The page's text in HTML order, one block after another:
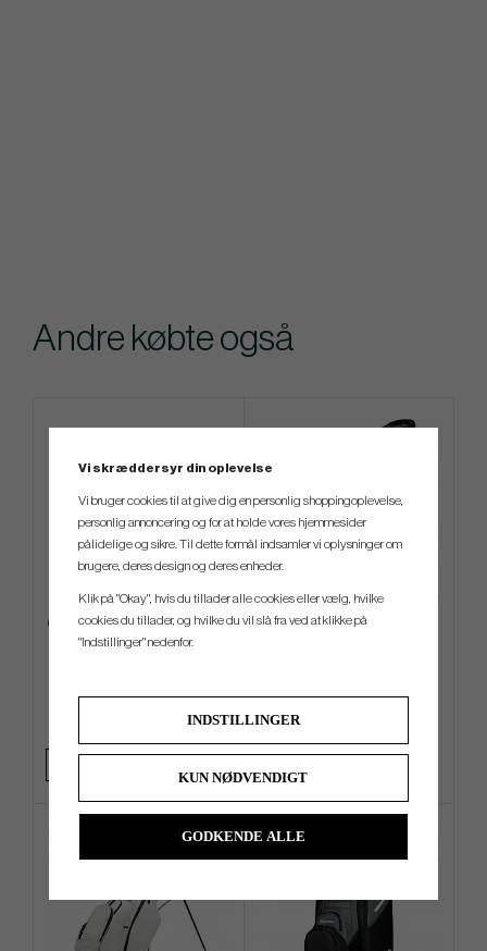
Andre købte også
Ogio ALL Elements Silencer -
Cart Bag
Big Max Blade IP 2.0
Vi skræddersyr din oplevelse
Vi bruger cookies til at give dig en personlig shoppingoplevelse,
personlig annoncering og for at holde vores hjemmesider
pålidelige og sikre. Til dette formål indsamler vi oplysninger om
brugere, deres design og deres enheder.
Klik på "Okay", hvis du tillader alle cookies eller vælg, hvilke
cookies du tillader, og hvilke du vil slå fra ved at klikke på
"Indstillinger" nedenfor.
INDSTILLINGER
KUN NØDVENDIGT
GODKENDE ALLE